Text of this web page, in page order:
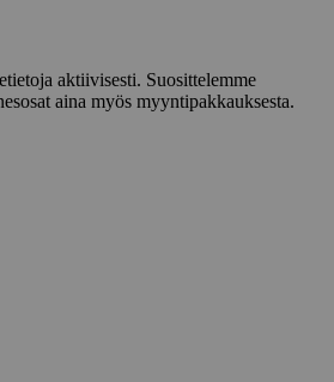
aktiivisesti. Suosittelemme
aina myös myyntipakkauksesta.